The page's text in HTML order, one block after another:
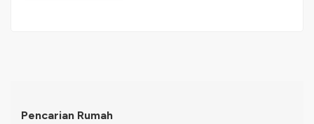
Pencarian Rumah